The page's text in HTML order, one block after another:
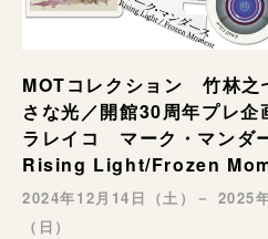
MOTコレクション 竹林之
さな光／開館30周年プレ
ラレイコ マーク・マンダ
Rising Light/Frozen
2024年12月14日（土）－ 2025
（日）